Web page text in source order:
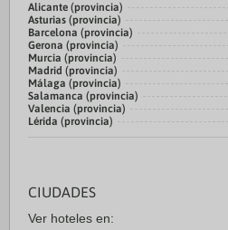
Alicante (provincia)
Asturias (provincia)
Barcelona (provincia)
Gerona (provincia)
Murcia (provincia)
Madrid (provincia)
Málaga (provincia)
Salamanca (provincia)
Valencia (provincia)
Lérida (provincia)
CIUDADES
Ver hoteles en: